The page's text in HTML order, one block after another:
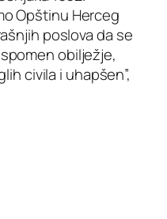
Opštinu Herceg
poslova da se
obilježje,
civila i uhapšen”,